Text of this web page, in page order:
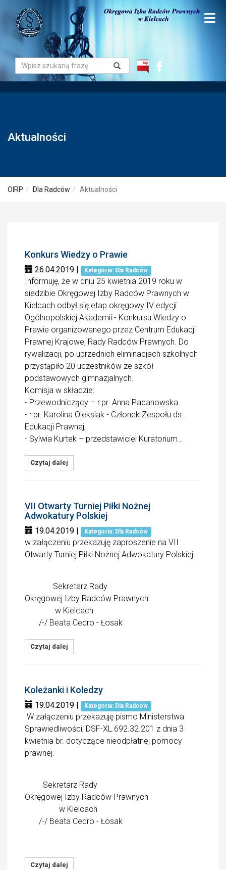
Aktualności
OIRP Dla Radców Aktualności
Konkurs Wiedzy o Prawie
26.04.2019 | Kategoria: Dla Radców
Informuję, że w dniu 25 kwietnia 2019 roku w
siedzibie Okręgowej Izby Radców Prawnych w
Kielcach odbył się etap okręgowy IV edycji
Ogólnopolskiej Akademii - Konkursu Wiedzy o
Prawie organizowanego przez Centrum Edukacji
Prawnej Krajowej Rady Radców Prawnych. Do
rywalizacji, po uprzednich eliminacjach szkolnych
przystąpiło 20 uczestników ze szkół
podstawowych gimnazjalnych.
Komisja w składzie:
- Przewodniczący – r.pr. Anna Pacanowska
- r.pr. Karolina Oleksiak - Członek Zespołu ds.
Edukacji Prawnej,
- Sylwia Kurtek – przedstawiciel Kuratorium…
Czytaj dalej
VII Otwarty Turniej Piłki Nożnej
Adwokatury Polskiej
19.04.2019 | Kategoria: Dla Radców
w załączeniu przekazuję zaproszenie na VII
Otwarty Turniej Piłki Nożnej Adwokatury Polskiej.
Sekretarz Rady
Okręgowej Izby Radców Prawnych
w Kielcach
/-/ Beata Cedro - Łosak
Czytaj dalej
Koleżanki i Koledzy
19.04.2019 | Kategoria: Dla Radców
W załączeniu przekazuję pismo Ministerstwa
Sprawiedliwości, DSF-XL.692.32.201 z dnia 3
kwietnia br. dotyczące nieodpłatnej pomocy
prawnej.
Sekretarz Rady
Okręgowej Izby Radców Prawnych
w Kielcach
/-/ Beata Cedro - Łosak
Czytaj dalej